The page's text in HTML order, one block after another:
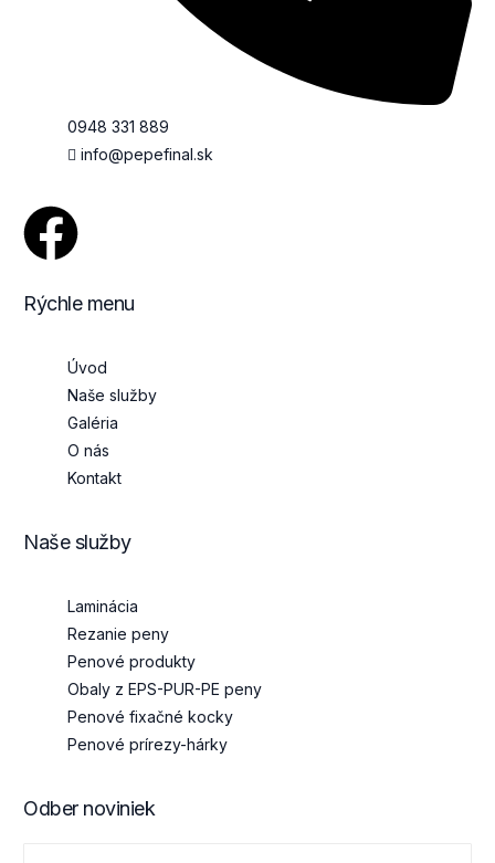
0948 331 889
info@pepefinal.sk
Rýchle menu
Úvod
Naše služby
Galéria
O nás
Kontakt
Naše služby
Laminácia
Rezanie peny
Penové produkty
Obaly z EPS-PUR-PE peny
Penové fixačné kocky
Penové prírezy-hárky
Odber noviniek